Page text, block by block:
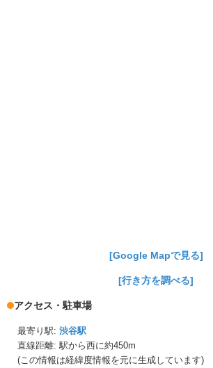
[Google Mapで見る]
[行き方を調べる]
アクセス・駐車場
最寄り駅: 渋谷駅
直線距離: 駅から西に約450m
(この情報は経緯度情報を元に生成しています)